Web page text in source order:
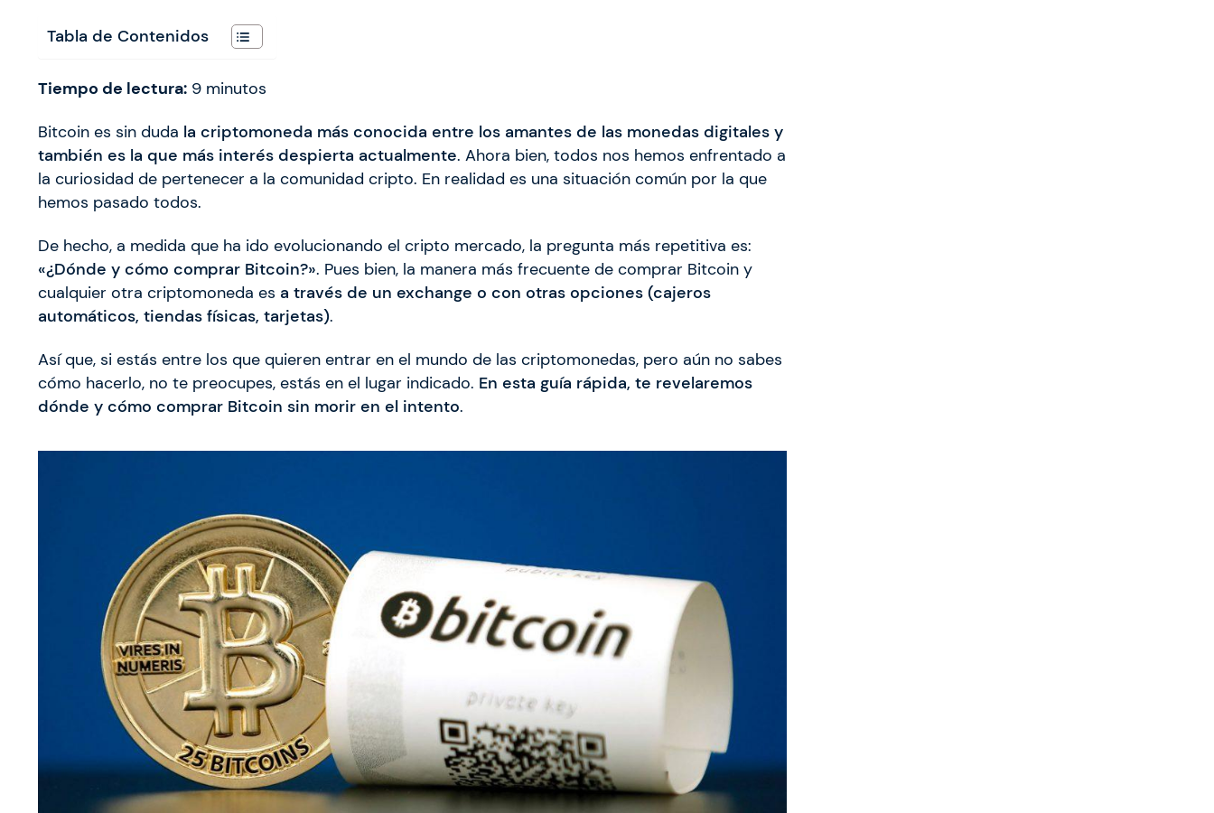
Tabla de Contenidos
Tiempo de lectura: 9 minutos
Bitcoin es sin duda la criptomoneda más conocida entre los amantes de las monedas digitales y
también es la que más interés despierta actualmente. Ahora bien, todos nos hemos enfrentado a
la curiosidad de pertenecer a la comunidad cripto. En realidad es una situación común por la que
hemos pasado todos.
De hecho, a medida que ha ido evolucionando el cripto mercado, la pregunta más repetitiva es:
«¿Dónde y cómo comprar Bitcoin?». Pues bien, la manera más frecuente de comprar Bitcoin y
cualquier otra criptomoneda es a través de un exchange o con otras opciones (cajeros
automáticos, tiendas físicas, tarjetas).
Así que, si estás entre los que quieren entrar en el mundo de las criptomonedas, pero aún no sabes
cómo hacerlo, no te preocupes, estás en el lugar indicado. En esta guía rápida, te revelaremos
dónde y cómo comprar Bitcoin sin morir en el intento.